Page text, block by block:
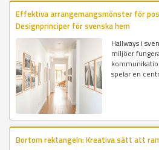
Effektiva arrangemangsmönster för
Designprinciper för svenska hem
Hallways i
miljöer
spelar en
Bortom rektangeln: Kreativa sätt att